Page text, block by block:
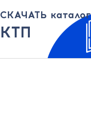
СКАЧАТЬ каталог
КТП